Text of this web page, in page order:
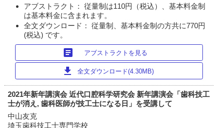
アブストラクト： 従量制は110円（税込）、基本料金制
は基本料金に含まれます。
全文ダウンロード： 従量制、基本料金制の方共に770円
(税込) です。
article アブストラクトを見る
download 全文ダウンロード(4.30MB)
2021年新年講演会 近代口腔科学研究会 新年講演会「歯科技工
士が消え, 歯科医師が技工士になる日」を受講して
中山友克
埼玉歯科技工士専門学校